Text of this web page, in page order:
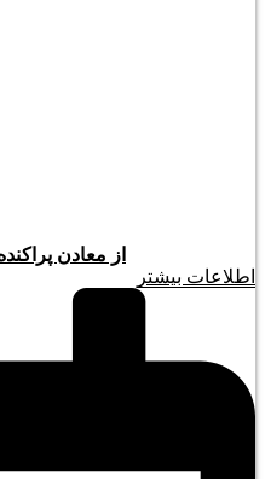
از معادن
اطلاعات بیشتر